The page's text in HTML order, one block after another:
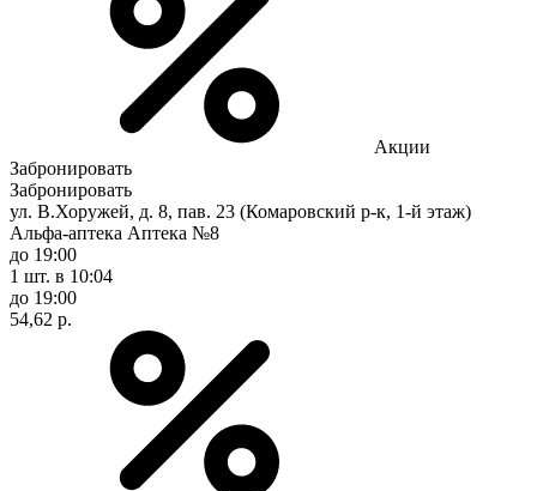
Акции
Забронировать
Забронировать
ул. В.Хоружей, д. 8, пав. 23 (Комаровский р-к, 1-й этаж)
Альфа-аптека Аптека №8
до 19:00
1 шт. в 10:04
до 19:00
54,62 р.